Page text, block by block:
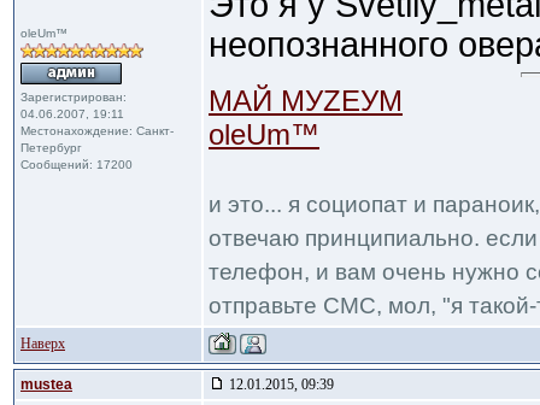
oleUm™
Зарегистрирован:
04.06.2007, 19:11
Местонахождение: Санкт-
Петербург
Сообщений: 17200
неопознанного
МАЙ МУZЕУМ
oleUm™
и это... я социопат и
отвечаю принципиально.
телефон, и вам очень нужно
отправьте СМС, мол, "я такой-
Наверх
mustea 12.01.2015, 09:39